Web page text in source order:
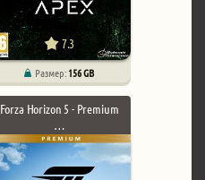
7.3
Размер:156 GB
Forza Horizon 5 - Premium
…